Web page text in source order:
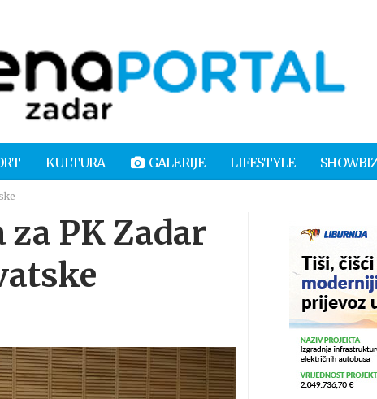
KULTURA GALERIJE LIFESTYLE
za PK Zadar